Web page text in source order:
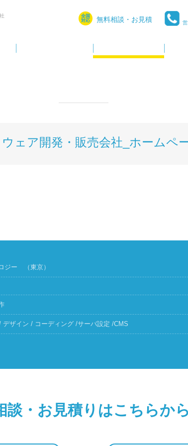
全国
対応
無料相談・お見積
ェア開発・販売会社_ホームペ
ジー （東京）
ザイン / コーディング /サーバ設定 /CMS
談・お見積りはこちらから